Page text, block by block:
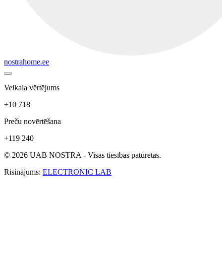
nostrahome.ee
Veikala vērtējums
+10 718
Preču novērtēšana
+119 240
© 2026 UAB NOSTRA - Visas tiesības paturētas.
Risinājums: ELECTRONIC LAB